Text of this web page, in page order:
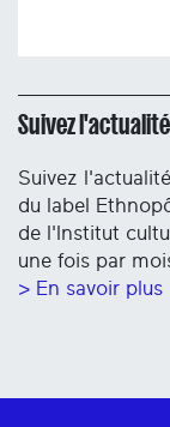
Suivez
Suivez
du label
de l'Institut
une fois par
> En savoir plus